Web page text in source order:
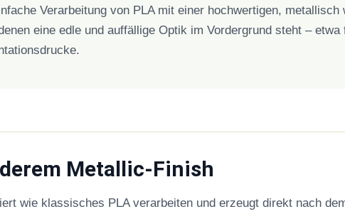
Verarbeitung von PLA mit einer hochwertigen,
eine edle und auffällige Optik im Vordergrund steht –
Metallic-Finish
wie klassisches PLA verarbeiten und erzeugt direkt nach